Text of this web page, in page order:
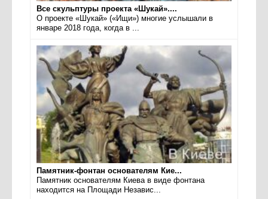
Все скульптуры проекта «Шукай»....
О проекте «Шукай» («Ищи») многие услышали в
январе 2018 года, когда в ...
Памятник-фонтан основателям Кие...
Памятник основателям Киева в виде фонтана
находится на Площади Независ...